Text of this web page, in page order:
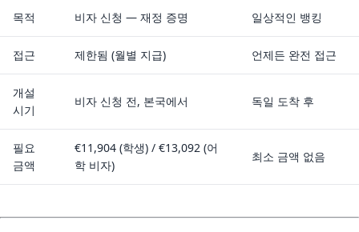
목적 비자 신청 — 재정 증명 일상적인 뱅킹
접근 제한됨 (월별 지급) 언제든 완전 접근
개설
시기
비자 신청 전, 본국에서 독일 도착 후
필요
금액
€11,904 (학생) / €13,092 (어
학 비자)
최소 금액 없음